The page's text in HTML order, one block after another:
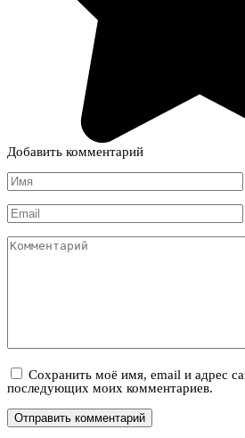
Добавить комментарий
Имя
*
Email
*
Комментарий
Сохранить моё имя, email и адрес
последующих моих комментариев.